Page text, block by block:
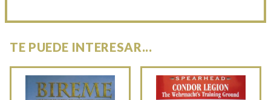
TE PUEDE INTERESAR...